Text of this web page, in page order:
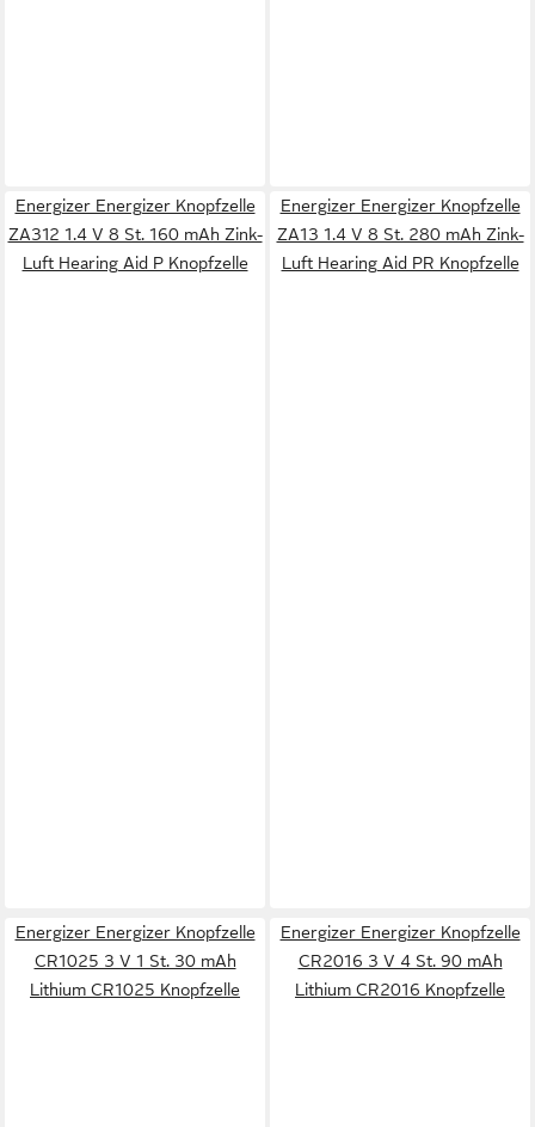
Energizer Energizer Knopfzelle
ZA312 1.4 V 8 St. 160 mAh Zink-
Luft Hearing Aid P Knopfzelle
Energizer Energizer Knopfzelle
ZA13 1.4 V 8 St. 280 mAh Zink-
Luft Hearing Aid PR Knopfzelle
Energizer Energizer Knopfzelle
CR1025 3 V 1 St. 30 mAh
Lithium CR1025 Knopfzelle
Energizer Energizer Knopfzelle
CR2016 3 V 4 St. 90 mAh
Lithium CR2016 Knopfzelle